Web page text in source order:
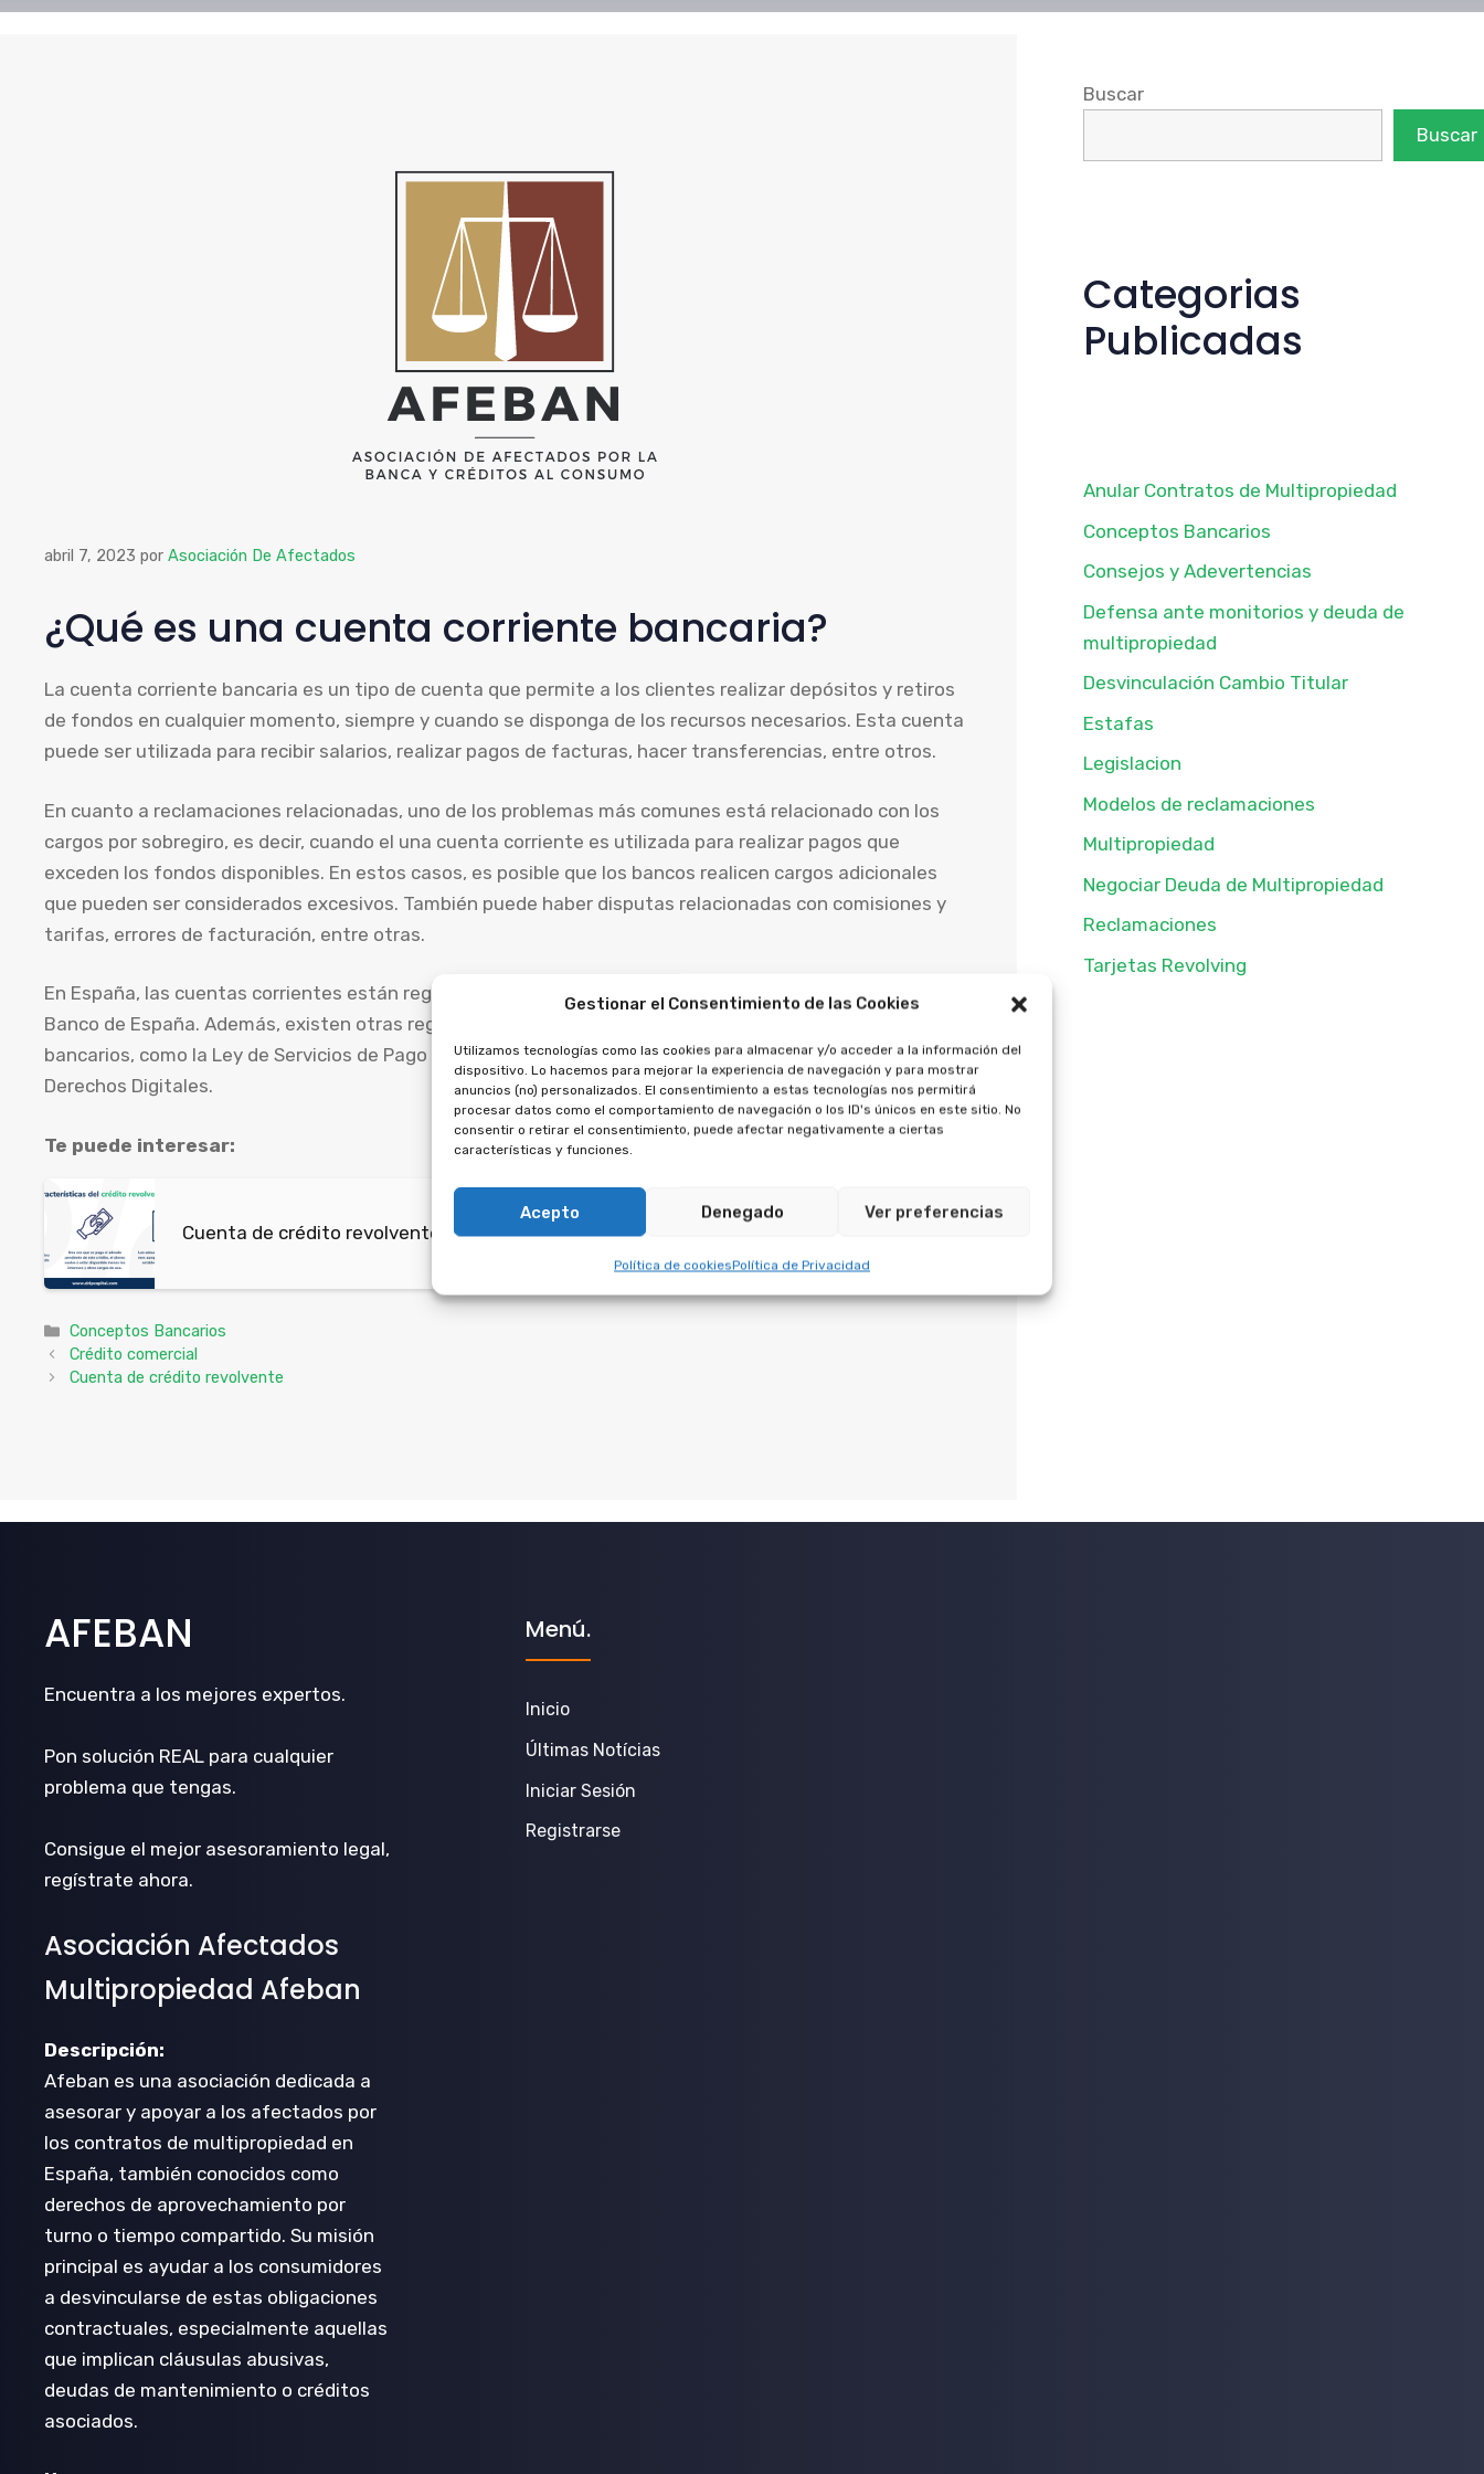
Gestionar el Consentimiento de las Cookies
Utilizamos tecnologías como las cookies para almacenar y/o acceder a la información del
dispositivo. Lo hacemos para mejorar la experiencia de navegación y para mostrar
anuncios (no) personalizados. El consentimiento a estas tecnologías nos permitirá
procesar datos como el comportamiento de navegación o los ID's únicos en este sitio. No
consentir o retirar el consentimiento, puede afectar negativamente a ciertas
características y funciones.
Acepto Denegado Ver preferencias
Política de cookiesPolítica de Privacidad
abril 7, 2023 por Asociación De Afectados
¿Qué es una cuenta corriente bancaria?
La cuenta corriente bancaria es un tipo de cuenta que permite a los clientes realizar depósitos y retiros
de fondos en cualquier momento, siempre y cuando se disponga de los recursos necesarios. Esta cuenta
puede ser utilizada para recibir salarios, realizar pagos de facturas, hacer transferencias, entre otros.
En cuanto a reclamaciones relacionadas, uno de los problemas más comunes está relacionado con los
cargos por sobregiro, es decir, cuando el una cuenta corriente es utilizada para realizar pagos que
exceden los fondos disponibles. En estos casos, es posible que los bancos realicen cargos adicionales
que pueden ser considerados excesivos. También puede haber disputas relacionadas con comisiones y
tarifas, errores de facturación, entre otras.
En España, las cuentas corrientes están reguladas por la Ley de Contratos de Crédito al Consumo
Banco de España. Además, existen otras regulaciones que protegen los derechos de los clientes
bancarios, como la Ley de Servicios de Pago y la Ley de Protección de Datos Personales y Garantía de los
Derechos Digitales.
Te puede interesar:
Cuenta de crédito revolvente
Categorías
Conceptos Bancarios
Crédito comercial
Cuenta de crédito revolvente
Buscar
Buscar
Categorias
Publicadas
Anular Contratos de Multipropiedad
Conceptos Bancarios
Consejos y Adevertencias
Defensa ante monitorios y deuda de
multipropiedad
Desvinculación Cambio Titular
Estafas
Legislacion
Modelos de reclamaciones
Multipropiedad
Negociar Deuda de Multipropiedad
Reclamaciones
Tarjetas Revolving
AFEBAN
Encuentra a los mejores expertos.
Pon solución REAL para cualquier
problema que tengas.
Consigue el mejor asesoramiento legal,
regístrate ahora.
Asociación Afectados
Multipropiedad Afeban
Descripción:
Afeban es una asociación dedicada a
asesorar y apoyar a los afectados por
los contratos de multipropiedad en
España, también conocidos como
derechos de aprovechamiento por
turno o tiempo compartido. Su misión
principal es ayudar a los consumidores
a desvincularse de estas obligaciones
contractuales, especialmente aquellas
que implican cláusulas abusivas,
deudas de mantenimiento o créditos
asociados.
Menú.
Inicio
Últimas Notícias
Iniciar Sesión
Registrarse